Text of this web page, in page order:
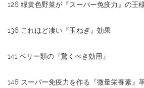
126 緑黄色野菜が『スーパー免疫力』の王
136 これほど凄い『玉ねぎ』効果
141 ベリー類の『驚くべき効用』
146 スーパー免疫力を作る『微量栄養素』